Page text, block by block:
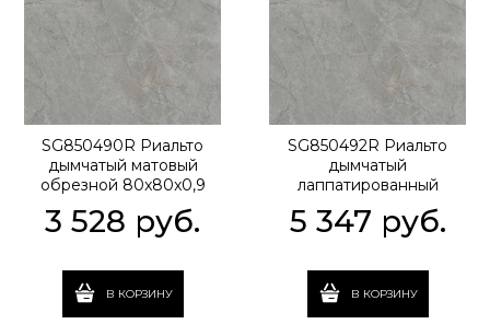
SG850490R Риальто
дымчатый матовый
обрезной 80x80x0,9
3 528 руб.
В КОРЗИНУ
SG850492R Риальто
дымчатый
лаппатированный
обрезной 80x80x0,9
5 347 руб.
В КОРЗИНУ